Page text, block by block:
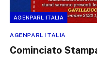
AGENPARL ITALIA
AGENPARL ITALIA
Cominciato